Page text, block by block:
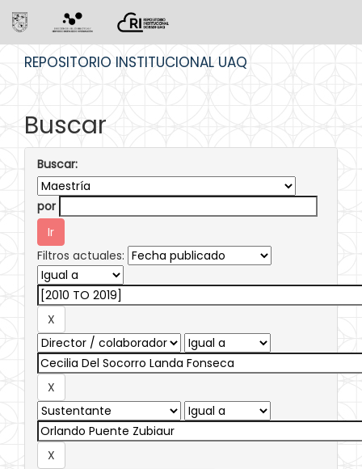
REPOSITORIO INSTITUCIONAL UAQ
Buscar
Buscar:
por
Filtros actuales: